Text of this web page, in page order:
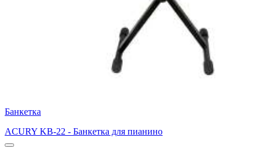
Банкетка
ACURY KB-22 - Банкетка для пианино